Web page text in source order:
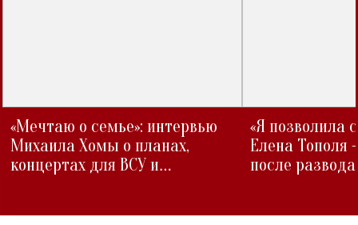
«Мечтаю о семье»: интервью
Михаила Хомы о планах,
концертах для ВСУ и
«Я позволила
Елена Тополя
после развода